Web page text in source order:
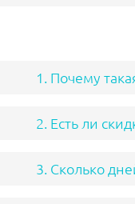
1. Почему
2. Есть ли
3. Сколько